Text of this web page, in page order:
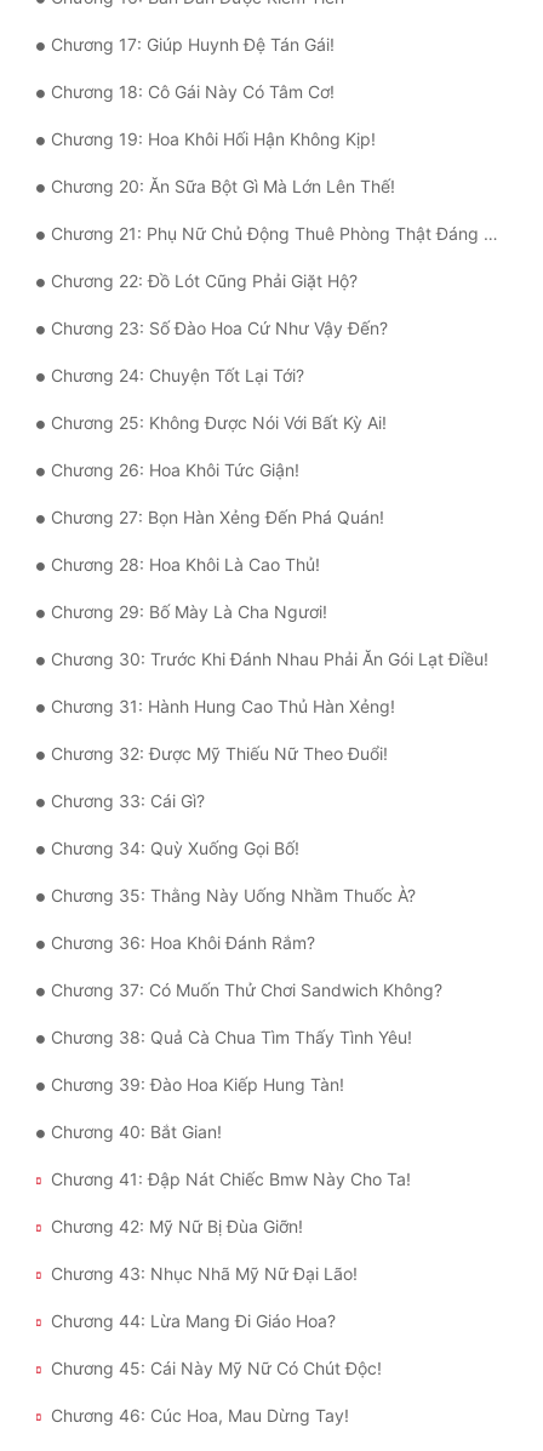
Võng Du
Xuyên Không
Xuyên Nhanh
Xuyên Sách
Xuyên Thư
Điền Văn
Đô Thị
Đông Phương
Đông Phương Huyền Huyễn
Đồng Nhân
Cẩu Đạo Trường Sinh
Ngự Thú
Truyện Nam
Truyện Nữ
Vô Địch Lưu
Xây Dựng Thế Lực
Đam Mỹ
Đẹp Hiệp
Chương 17: Giúp Huynh Đệ Tán Gái!
Chương 18: Cô Gái Này Có Tâm Cơ!
Chương 19: Hoa Khôi Hối Hận Không Kịp!
Chương 20: Ăn Sữa Bột Gì Mà Lớn Lên Thế!
Chương 21: Phụ Nữ Chủ Động Thuê Phòng Thật Đáng Sợ!
Chương 22: Đồ Lót Cũng Phải Giặt Hộ?
Chương 23: Số Đào Hoa Cứ Như Vậy Đến?
Chương 24: Chuyện Tốt Lại Tới?
Chương 25: Không Được Nói Với Bất Kỳ Ai!
Chương 26: Hoa Khôi Tức Giận!
Chương 27: Bọn Hàn Xẻng Đến Phá Quán!
Chương 28: Hoa Khôi Là Cao Thủ!
Chương 29: Bố Mày Là Cha Ngươi!
Chương 30: Trước Khi Đánh Nhau Phải Ăn Gói Lạt Điều!
Chương 31: Hành Hung Cao Thủ Hàn Xẻng!
Chương 32: Được Mỹ Thiếu Nữ Theo Đuổi!
Chương 33: Cái Gì?
Chương 34: Quỳ Xuống Gọi Bố!
Chương 35: Thằng Này Uống Nhầm Thuốc À?
Chương 36: Hoa Khôi Đánh Rắm?
Chương 37: Có Muốn Thử Chơi Sandwich Không?
Chương 38: Quả Cà Chua Tìm Thấy Tình Yêu!
Chương 39: Đào Hoa Kiếp Hung Tàn!
Chương 40: Bắt Gian!
Chương 41: Đập Nát Chiếc Bmw Này Cho Ta!
Chương 42: Mỹ Nữ Bị Đùa Giỡn!
Chương 43: Nhục Nhã Mỹ Nữ Đại Lão!
Chương 44: Lừa Mang Đi Giáo Hoa?
Chương 45: Cái Này Mỹ Nữ Có Chút Độc!
Chương 46: Cúc Hoa, Mau Dừng Tay!